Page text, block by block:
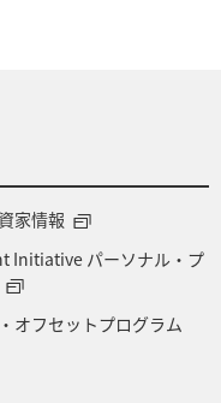
家情報
Initiative パーソナル・プ
オフセットプログラム